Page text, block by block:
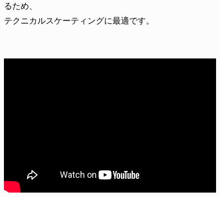
るため、
テクニカルスケーティングに最適です。